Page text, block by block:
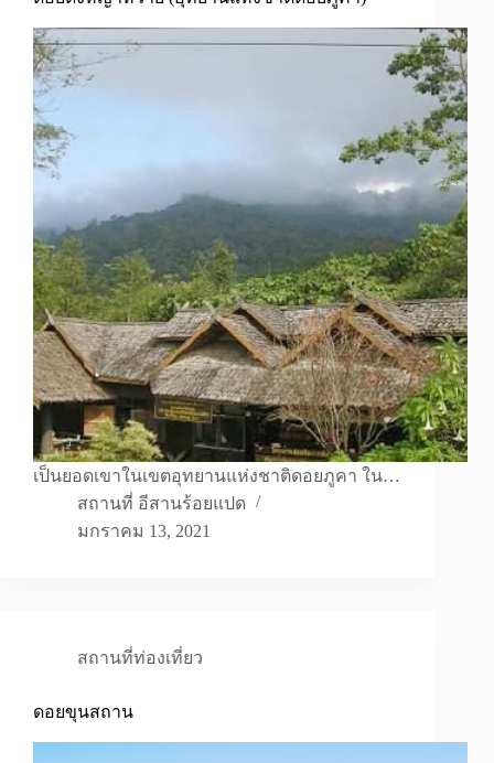
เป็นยอดเขาในเขตอุทยานแห่งชาติดอยภูคา ใน…
สถานที่ อีสานร้อยแปด
มกราคม 13, 2021
สถานที่ท่องเที่ยว
ดอยขุนสถาน